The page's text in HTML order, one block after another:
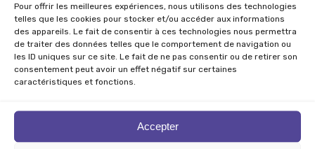
Pour offrir les meilleures expériences, nous utilisons des technologies
telles que les cookies pour stocker et/ou accéder aux informations
des appareils. Le fait de consentir à ces technologies nous permettra
de traiter des données telles que le comportement de navigation ou
les ID uniques sur ce site. Le fait de ne pas consentir ou de retirer son
consentement peut avoir un effet négatif sur certaines
caractéristiques et fonctions.
Accepter
Accueil
Nos projets
Nos services
Les tendances
Notre équipe